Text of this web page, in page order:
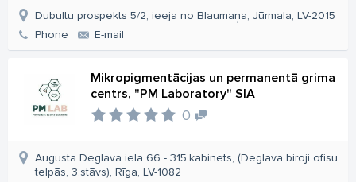
Dubultu prospekts 5/2, ieeja no Blaumaņa, Jūrmala, LV-2015
Phone
E-mail
Mikropigmentācijas un permanentā grima
centrs, "PM Laboratory" SIA
0
Augusta Deglava iela 66 - 315.kabinets, (Deglava biroji ofisu
telpās, 3.stāvs), Rīga, LV-1082